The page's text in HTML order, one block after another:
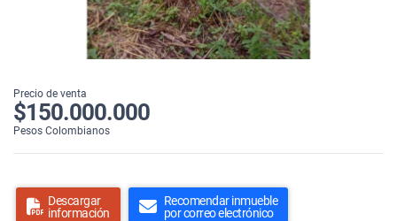
Precio de venta
$150.000.000
Pesos Colombianos
Descargar
información
Recomendar inmueble
por correo electrónico